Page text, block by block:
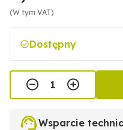
(W tym VAT)
Dostępny
Wsparcie